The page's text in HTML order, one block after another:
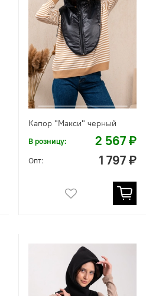
Капор "Макси" черный
В розницу: 2 567 ₽
Опт: 1 797 ₽